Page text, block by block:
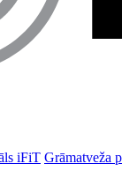
iFiT Grāmatveža